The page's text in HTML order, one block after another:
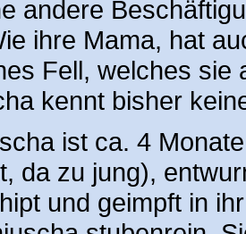
andere
ihre Mama, hat
Fell, welches sie
kennt bisher
ist ca. 4
da zu jung),
und geimpft in